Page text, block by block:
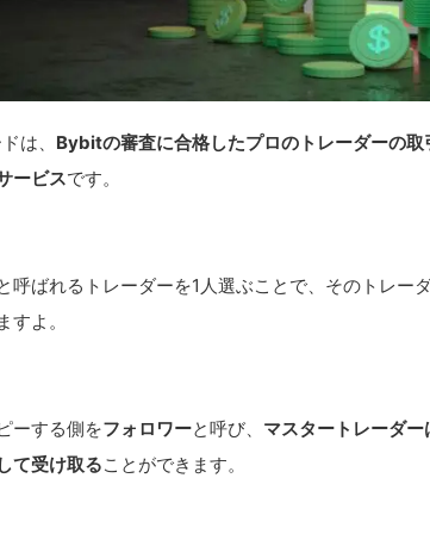
は、 Bybitの審査に合格したプロのトレーダーの取
ービスです。
呼ばれるトレーダーを1人選ぶことで、そのトレー
すよ。
ーする側をフォロワーと呼び、 マスタートレーダ
て受け取ることができます。